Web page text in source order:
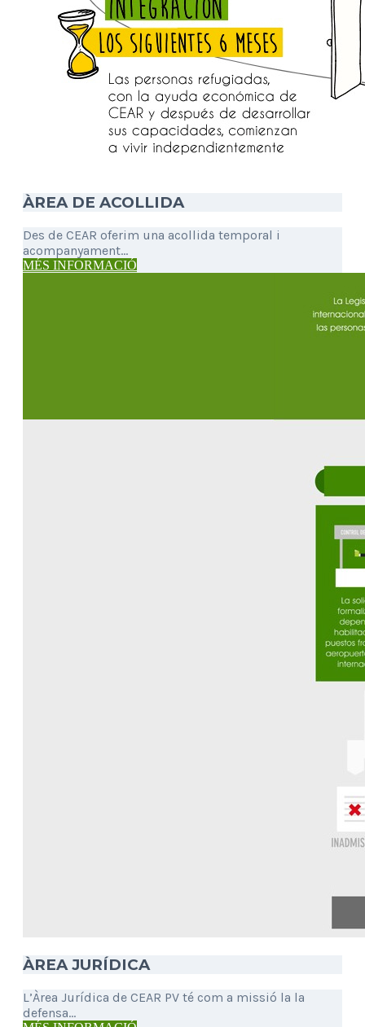
ÀREA DE ACOLLIDA
Des de CEAR oferim una acollida temporal i
acompanyament...
MÉS INFORMACIÓ
ÀREA JURÍDICA
L’Àrea Jurídica de CEAR PV té com a missió la la
defensa...